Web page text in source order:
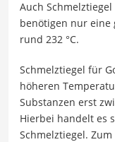
Auch
benötigen nur eine
rund 232 °C.
Schmelztiegel für
höheren
Substanzen erst
Hierbei handelt es
Schmelztiegel. Zum